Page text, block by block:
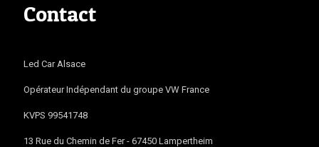
Contact
Led Car Alsace
Opérateur Indépendant du groupe VW France
KVPS 99541748
13 Rue du Chemin de Fer - 67450 Lampertheim